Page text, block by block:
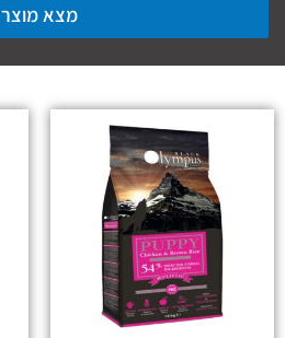
מצא מוצר